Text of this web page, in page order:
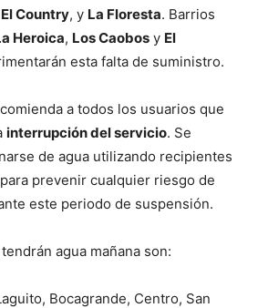
El Country, y La Floresta. Barrios
Heroica, Los Caobos y El
esta falta de suministro.
a todos los usuarios que
interrupción del servicio. Se
de agua utilizando recipientes
prevenir cualquier riesgo de
este periodo de suspensión.
agua mañana son:
Bocagrande, Centro, San